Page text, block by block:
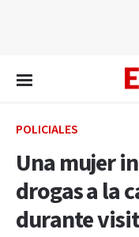
POLICIALES
Una mujer
drogas a la
durante